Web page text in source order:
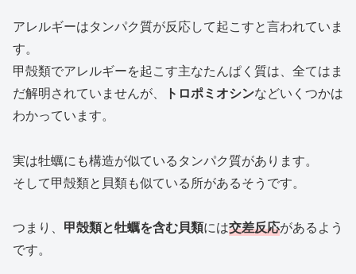
アレルギーはタンパク質が反応して起こすと言われていま
す。
甲殻類でアレルギーを起こす主なたんぱく質は、全てはま
だ解明されていませんが、
トロポミオシンなどいくつかは
わかっています。
実は牡蠣にも構造が似ているタンパク質があります。
そして甲殻類と貝類も似ている所があるそうです。
つまり、 甲殻類と牡蠣を含む貝類には交差反応があるよう
です。